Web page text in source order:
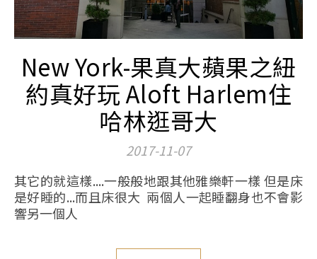
New York-果真大蘋果之紐
約真好玩 Aloft Harlem住
哈林逛哥大
2017-11-07
其它的就這樣....一般般地跟其他雅樂軒一樣 但是床
是好睡的...而且床很大 兩個人一起睡翻身也不會影
響另一個人